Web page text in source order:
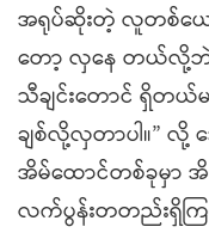
အရုပ်ဆိုးတဲ့ လူတစ်ယ
တော့ လှနေ တယ်လို့ဘဲ
သီချင်းတောင် ရှိတ
ချစ်လို့လှတာပါ။” လို့
အိမ်ထောင်တစ်ခုမှာ အိ
လက်ပွန်းတတည်းရှိကြ